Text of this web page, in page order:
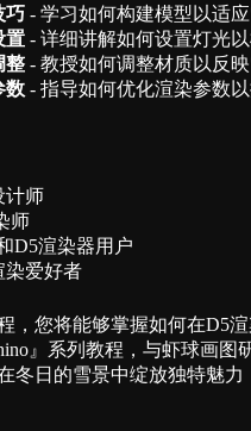
巧 - 学习如何构建模型以适应
置 - 详细讲解如何设置灯光
整 - 教授如何调整材质以反
数 - 指导如何优化渲染参数
计师
师
D5渲染器用户
染爱好者
，您将能够掌握如何在D5
』系列教程，与虾球画
冬日的雪景中绽放独特魅力